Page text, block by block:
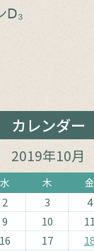
Ⅾ₃
カレンダー
2019年10月
水 木 金
2 3 4
9 10 11
16 17